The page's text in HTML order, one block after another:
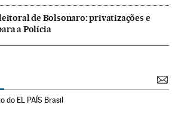
de Bolsonaro: privatizações e
a Polícia
do EL PAÍS Brasil